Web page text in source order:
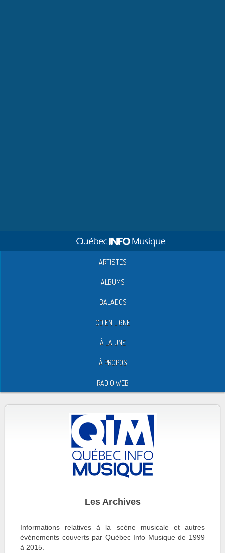
ARTISTES
ALBUMS
BALADOS
CD EN LIGNE
À LA UNE
À PROPOS
RADIO WEB
Les Archives
Informations relatives à la scène musicale et autres
événements couverts par Québec Info Musique de 1999
à 2015.